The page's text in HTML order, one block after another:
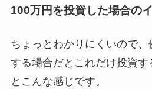
100万円を投資した場合の
ちょっとわかりにくいので
する場合だとこれだけ投資す
とこんな感じです。